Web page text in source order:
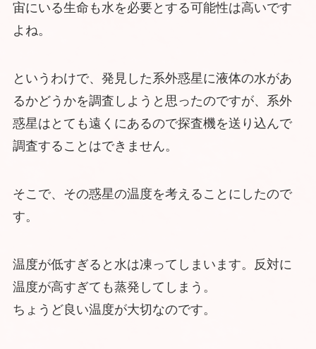
宙にいる生命も水を必要とする可能性は高いです
よね。
というわけで、発見した系外惑星に液体の水があ
るかどうかを調査しようと思ったのですが、系外
惑星はとても遠くにあるので探査機を送り込んで
調査することはできません。
そこで、その惑星の温度を考えることにしたので
す。
温度が低すぎると水は凍ってしまいます。反対に
温度が高すぎても蒸発してしまう。
ちょうど良い温度が大切なのです。